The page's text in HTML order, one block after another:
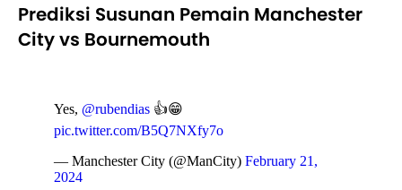
Prediksi Susunan Pemain Manchester
City vs Bournemouth
Yes, @rubendias 👍😁
pic.twitter.com/B5Q7NXfy7o
— Manchester City (@ManCity) February 21,
2024